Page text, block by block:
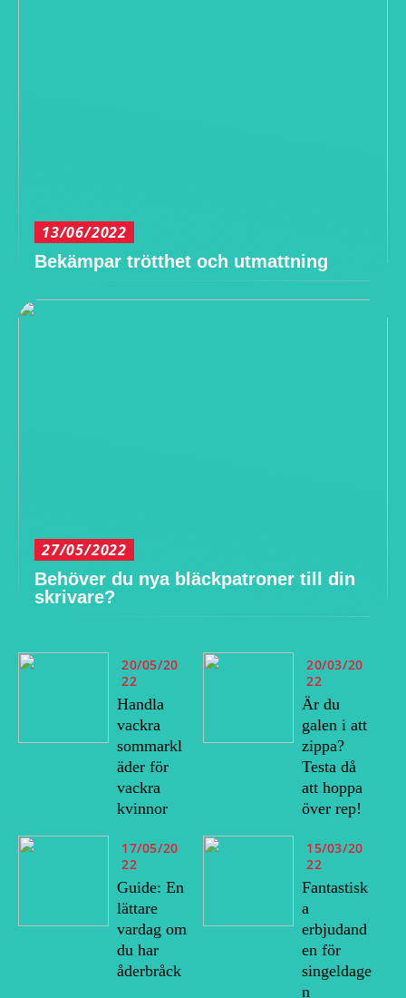
13/06/2022
Bekämpar trötthet och utmattning
27/05/2022
Behöver du nya bläckpatroner till din
skrivare?
20/05/20
22
Handla
vackra
sommarkl
äder för
vackra
kvinnor
17/05/20
22
Guide: En
lättare
vardag om
du har
åderbråck
20/03/20
22
Är du
galen i att
zippa?
Testa då
att hoppa
över rep!
15/03/20
22
Fantastisk
a
erbjudand
en för
singeldage
n